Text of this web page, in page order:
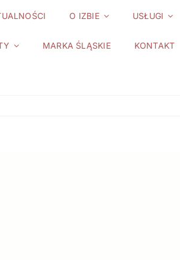
O IZBIE USŁUGI
MARKA ŚLĄSKIE KONTAKT